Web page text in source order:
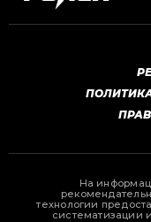
На
технологии
систематизации